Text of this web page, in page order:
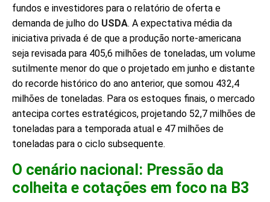
fundos e investidores para o relatório de oferta e
demanda de julho do USDA. A expectativa média da
iniciativa privada é de que a produção norte-americana
seja revisada para 405,6 milhões de toneladas, um volume
sutilmente menor do que o projetado em junho e distante
do recorde histórico do ano anterior, que somou 432,4
milhões de toneladas. Para os estoques finais, o mercado
antecipa cortes estratégicos, projetando 52,7 milhões de
toneladas para a temporada atual e 47 milhões de
toneladas para o ciclo subsequente.
O cenário nacional: Pressão da
colheita e cotações em foco na B3